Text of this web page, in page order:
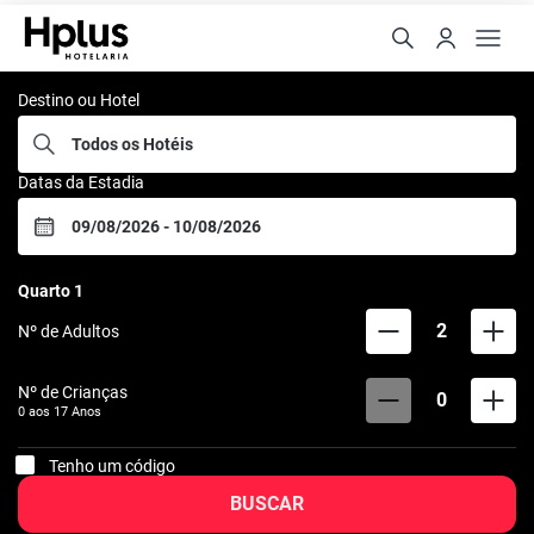
Rede Hplus
Destino ou Hotel
Datas da Estadia
Quarto 1
Nº de Adultos 2
Nº de Crianças
0 aos 17 Anos 0
Tenho um código
BUSCAR